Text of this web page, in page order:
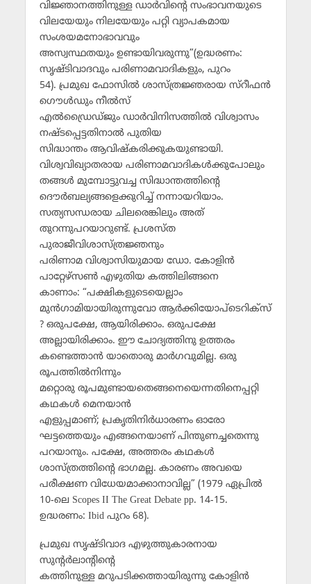
വിജ്ഞാനത്തിനുള്ള ഡാര്‍വിന്റെ സംഭാവനയുടെ
വിലയേയും നിലയേയും പറ്റി വ്യാപകമായ
സംശയമനോഭാവവും
അസ്വസ്ഥതയും ഉണ്ടായിവരുന്നു”(ഉദ്ധരണം:
സൃഷ്ടിവാദവും പരിണാമവാദികളും, പുറം
54). പ്രമുഖ ഫോസില്‍ ശാസ്ത്രജ്ഞരായ സ്റീഫന്‍
ഗൌള്‍ഡും നീല്‍സ്
എല്‍ഡ്രൈഡ്ജും ഡാര്‍വിനിസത്തില്‍ വിശ്വാസം
നഷ്ടപ്പെട്ടതിനാല്‍ പുതിയ
സിദ്ധാന്തം ആവിഷ്കരിക്കുകയുണ്ടായി.
വിശ്വവിഖ്യാതരായ പരിണാമവാദികള്‍ക്കുപോലും
തങ്ങള്‍ മുമ്പോട്ടുവച്ച സിദ്ധാന്തത്തിന്റെ
ദൌര്‍ബല്യങ്ങളെക്കുറിച്ച് നന്നായറിയാം.
സത്യസന്ധരായ ചിലരെങ്കിലും അത്
തുറന്നുപറയാറുണ്ട്. പ്രശസ്ത
പുരാജീവിശാസ്ത്രജ്ഞനും
പരിണാമ വിശ്വാസിയുമായ ഡോ. കോളിന്‍
പാറ്റേഴ്സണ്‍ എഴുതിയ കത്തിലിങ്ങനെ
കാണാം: “പക്ഷികളുടെയെല്ലാം
മുന്‍ഗാമിയായിരുന്നുവോ ആര്‍ക്കിയോപ്ടെറിക്സ്
? ഒരുപക്ഷേ, ആയിരിക്കാം. ഒരുപക്ഷേ
അല്ലായിരിക്കാം. ഈ ചോദ്യത്തിനു ഉത്തരം
കണ്ടെത്താന്‍ യാതൊരു മാര്‍ഗവുമില്ല. ഒരു
രൂപത്തില്‍നിന്നും
മറ്റൊരു രൂപമുണ്ടായതെങ്ങനെയെന്നതിനെപ്പറ്റി
കഥകള്‍ മെനയാന്‍
എളുപ്പമാണ്; പ്രകൃതിനിര്‍ധാരണം ഓരോ
ഘട്ടത്തെയും എങ്ങനെയാണ് പിന്തുണച്ചതെന്നു
പറയാനും. പക്ഷേ, അത്തരം കഥകള്‍
ശാസ്ത്രത്തിന്റെ ഭാഗമല്ല. കാരണം അവയെ
പരീക്ഷണ വിധേയമാക്കാനാവില്ല” (1979 ഏപ്രില്‍
10-ലെ Scopes II The Great Debate pp. 14-15.
ഉദ്ധരണം: Ibid പുറം 68).
പ്രമുഖ സൃഷ്ടിവാദ എഴുത്തുകാരനായ
സുന്റര്‍ലാന്റിന്റെ
കത്തിനുള്ള മറുപടിക്കത്തായിരുന്നു കോളിന്‍